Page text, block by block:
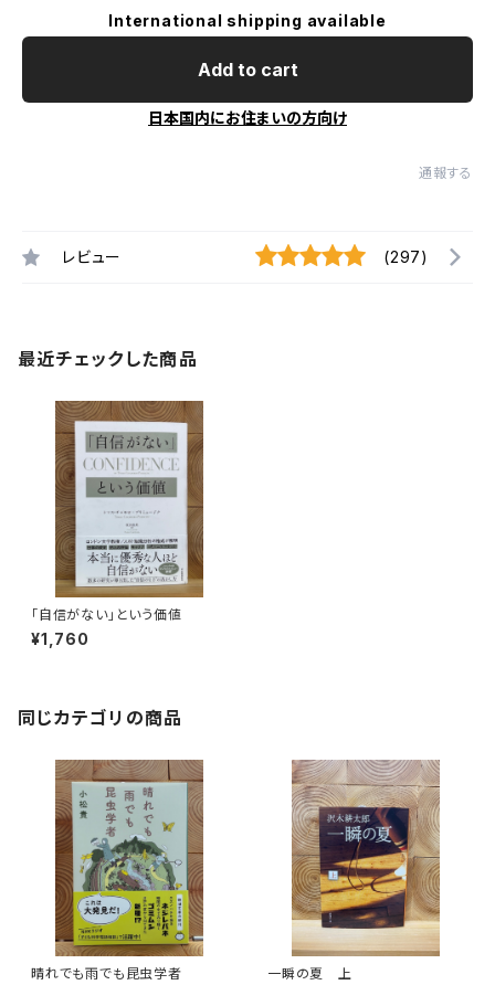
International shipping available
Add to cart
日本国内にお住まいの方向け
通報する
レビュー (297)
最近チェックした商品
「自信がない」という価値
¥1,760
同じカテゴリの商品
晴れでも雨でも昆虫学者 一瞬の夏 上